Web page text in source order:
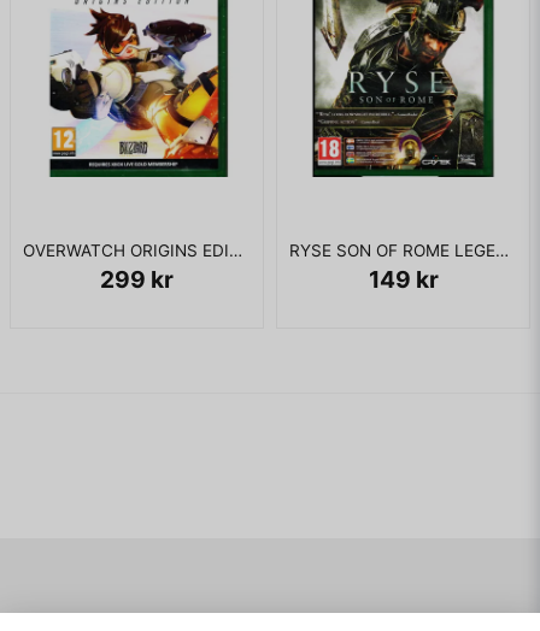
OVERWATCH ORIGINS EDITION XBOX ONE
299 kr
RYSE SON OF ROME LEGENDARY EDITION XBOX ONE
149 kr